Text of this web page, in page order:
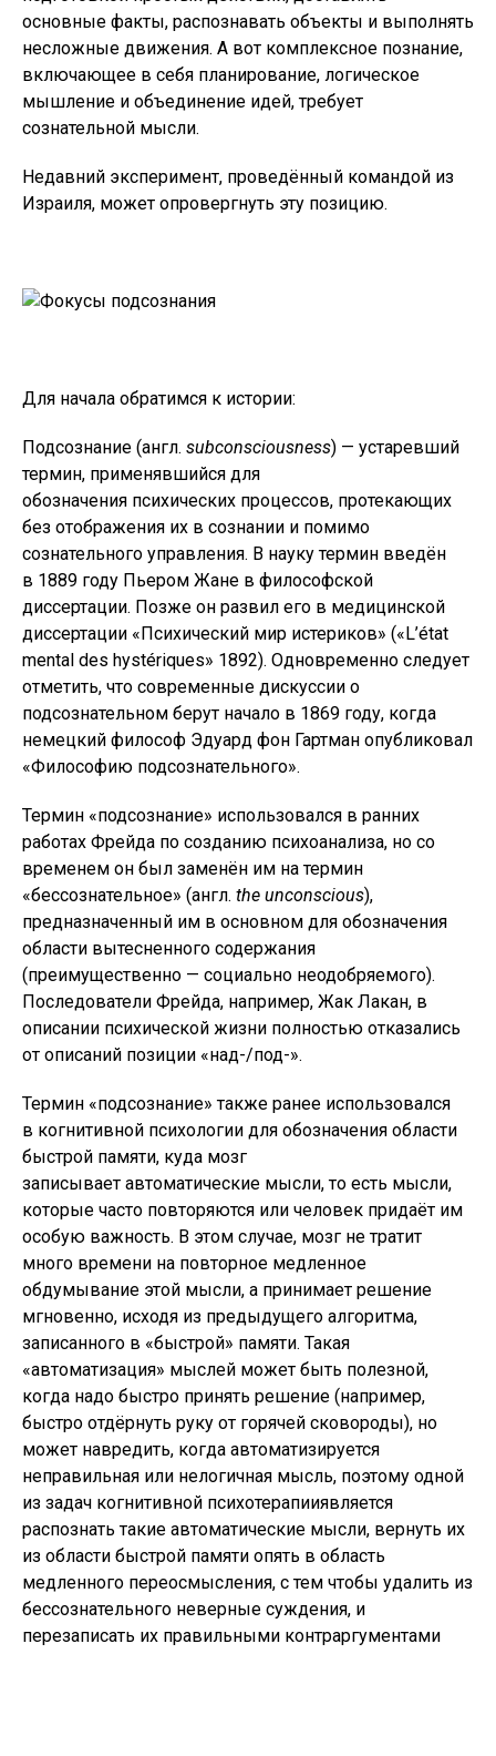
основные факты, распознавать объекты и выполнять
несложные движения. А вот комплексное познание,
включающее в себя планирование, логическое
мышление и объединение идей, требует
сознательной мысли.
Недавний эксперимент, проведённый командой из
Израиля, может опровергнуть эту позицию.
Для начала обратимся к истории:
Подсознание (англ. subconsciousness) — устаревший
термин, применявшийся для
обозначения психических процессов, протекающих
без отображения их в сознании и помимо
сознательного управления. В науку термин введён
в 1889 году Пьером Жане в философской
диссертации. Позже он развил его в медицинской
диссертации «Психический мир истериков» («L’état
mental des hystériques» 1892). Одновременно следует
отметить, что современные дискуссии о
подсознательном берут начало в 1869 году, когда
немецкий философ Эдуард фон Гартман опубликовал
«Философию подсознательного».
Термин «подсознание» использовался в ранних
работах Фрейда по созданию психоанализа, но со
временем он был заменён им на термин
«бессознательное» (англ. the unconscious),
предназначенный им в основном для обозначения
области вытесненного содержания
(преимущественно — социально неодобряемого).
Последователи Фрейда, например, Жак Лакан, в
описании психической жизни полностью отказались
от описаний позиции «над-/под-».
Термин «подсознание» также ранее использовался
в когнитивной психологии для обозначения области
быстрой памяти, куда мозг
записывает автоматические мысли, то есть мысли,
которые часто повторяются или человек придаёт им
особую важность. В этом случае, мозг не тратит
много времени на повторное медленное
обдумывание этой мысли, а принимает решение
мгновенно, исходя из предыдущего алгоритма,
записанного в «быстрой» памяти. Такая
«автоматизация» мыслей может быть полезной,
когда надо быстро принять решение (например,
быстро отдёрнуть руку от горячей сковороды), но
может навредить, когда автоматизируется
неправильная или нелогичная мысль, поэтому одной
из задач когнитивной психотерапииявляется
распознать такие автоматические мысли, вернуть их
из области быстрой памяти опять в область
медленного переосмысления, с тем чтобы удалить из
бессознательного неверные суждения, и
перезаписать их правильными контраргументами